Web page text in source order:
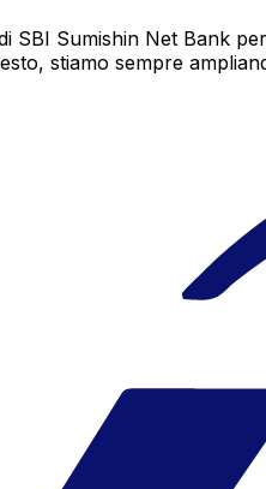
SBI Sumishin Net Bank
stiamo sempre